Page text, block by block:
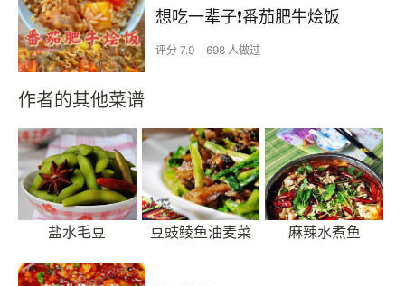
想吃一辈子❗️番茄肥牛烩饭
评分 7.9 698 人做过
作者的其他菜谱
盐水毛豆 豆豉鲮鱼油麦菜 麻辣水煮鱼